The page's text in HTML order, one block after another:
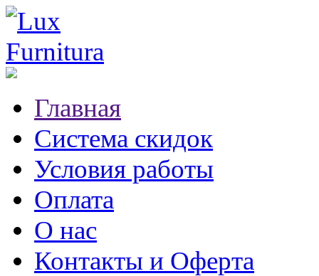
Главная
Система скидок
Условия работы
Оплата
О нас
Контакты и Оферта